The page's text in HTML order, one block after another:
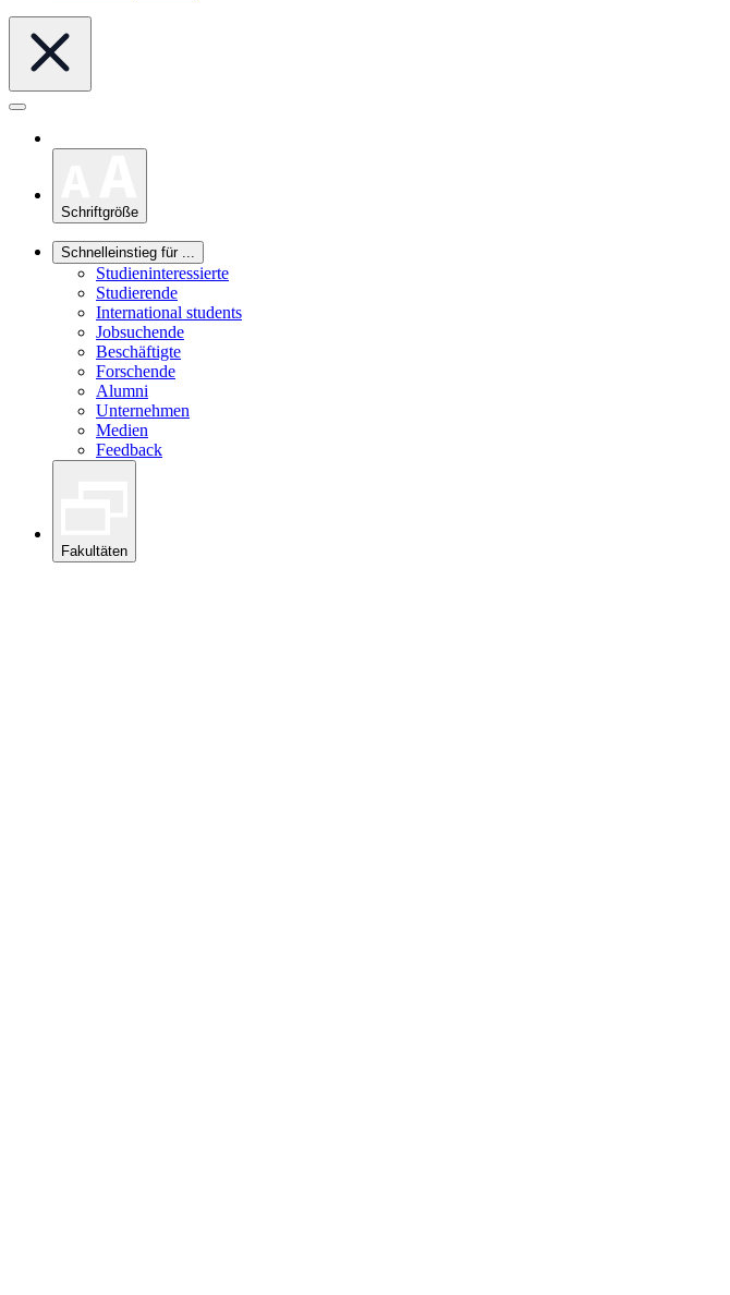
Schriftgröße
Schnelleinstieg für ...
Studieninteressierte
Studierende
International students
Jobsuchende
Beschäftigte
Forschende
Alumni
Unternehmen
Medien
Feedback
Fakultäten